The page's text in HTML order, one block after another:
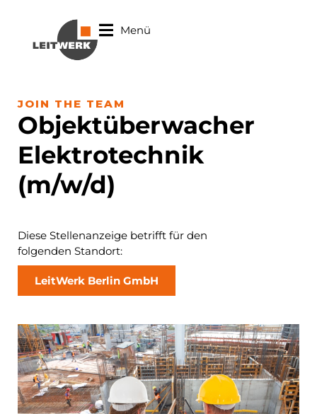
Menü
JOIN THE TEAM
Objektüberwacher
Elektrotechnik
(m/w/d)
Diese Stellenanzeige betrifft für den
folgenden Standort:
LeitWerk Berlin GmbH